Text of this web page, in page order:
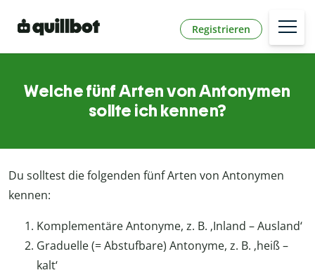
Registrieren
Welche fünf Arten von Antonymen
sollte ich kennen?
Du solltest die folgenden fünf Arten von Antonymen
kennen:
Komplementäre Antonyme, z. B. ‚Inland – Ausland‘
Graduelle (= Abstufbare) Antonyme, z. B. ‚heiß –
kalt‘